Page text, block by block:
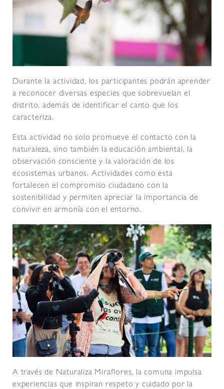
Durante la actividad, los participantes podrán aprender
a reconocer diversas especies que sobrevuelan el
distrito, además de identificar el canto que los
caracteriza.
Esta actividad no solo promueve el contacto con la
naturaleza, sino también la educación ambiental, la
observación consciente y la valoración de los
ecosistemas urbanos. Actividades como esta
fortalecen el compromiso ciudadano con la
sostenibilidad y permiten apreciar la importancia de
convivir en armonía con el entorno.
A través de Naturaliza Miraflores, la comuna impulsa
experiencias que inspiran respeto y cuidado por la